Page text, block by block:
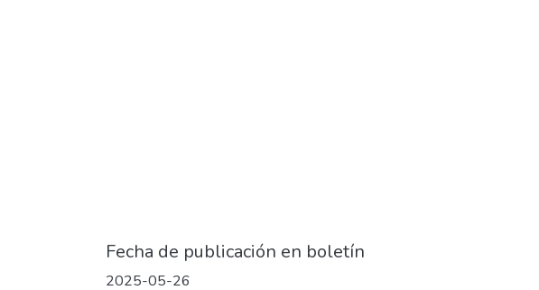
Fecha de publicación en boletín
2025-05-26